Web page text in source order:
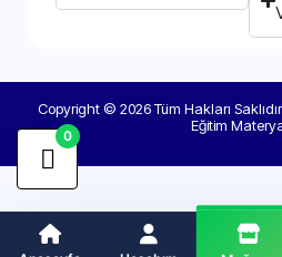
Copyright © 2026 Tüm Hakları
Eğitim
0